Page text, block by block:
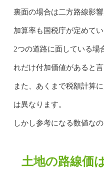
裏面の場合は二方路線影
加算率も国税庁が定めてい
2つの道路に面している場
れだけ付加価値があると言
また、あくまで税額計算
は異なります。
しかし参考になる数値な
土地の路線価